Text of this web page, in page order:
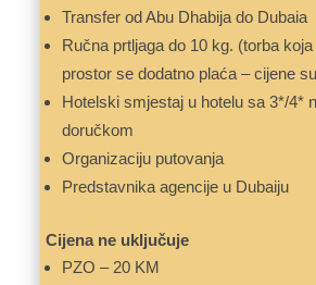
Transfer od Abu Dhabija do Dubaia
Ručna prtljaga do 10 kg. (torba
prostor se dodatno plaća – cijene
Hotelski smjestaj u hotelu sa 3*/4*
doručkom
Organizaciju putovanja
Predstavnika agencije u Dubaiju
Cijena ne uključuje
PZO – 20 KM